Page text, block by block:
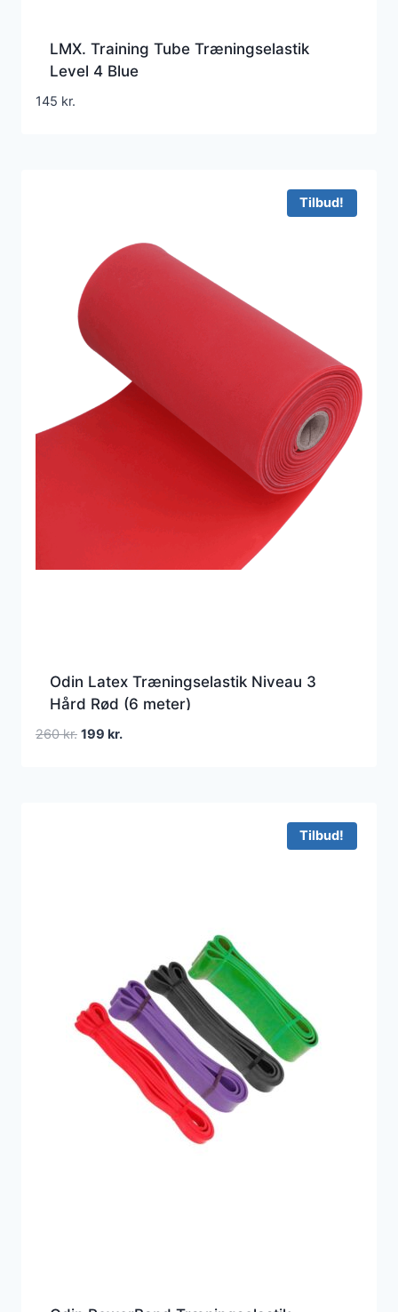
LMX. Training Tube Træningselastik
Level 4 Blue
145 kr.
Tilbud!
Odin Latex Træningselastik Niveau 3
Hård Rød (6 meter)
260kr. Den
199 kr.Den
Tilbud!